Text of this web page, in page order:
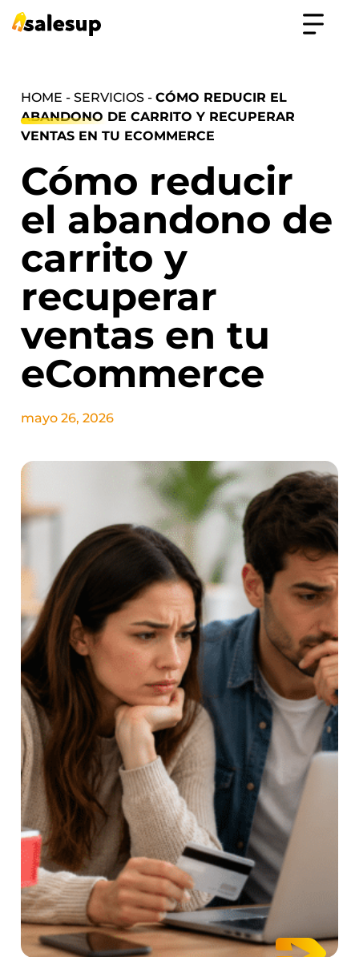
HOME - SERVICIOS - CÓMO REDUCIR EL
ABANDONO DE CARRITO Y RECUPERAR
VENTAS EN TU ECOMMERCE
Cómo reducir
el abandono de
carrito y
recuperar
ventas en tu
eCommerce
mayo 26, 2026